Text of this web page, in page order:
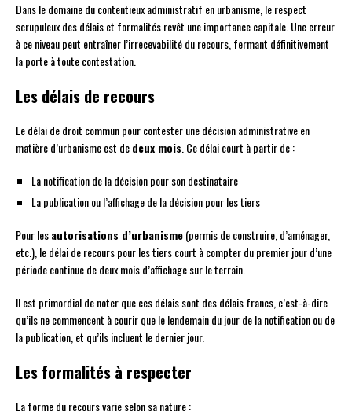
Dans le domaine du contentieux administratif en urbanisme, le respect
scrupuleux des délais et formalités revêt une importance capitale. Une erreur
à ce niveau peut entraîner l’irrecevabilité du recours, fermant définitivement
la porte à toute contestation.
Les délais de recours
Le délai de droit commun pour contester une décision administrative en
matière d’urbanisme est dedeux mois. Ce délai court à partir de :
La notification de la décision pour son destinataire
La publication ou l’affichage de la décision pour les tiers
Pour lesautorisations d’urbanisme(permis de construire, d’aménager,
etc.), le délai de recours pour les tiers court à compter du premier jour d’une
période continue de deux mois d’affichage sur le terrain.
Il est primordial de noter que ces délais sont des délais francs, c’est-à-dire
qu’ils ne commencent à courir que le lendemain du jour de la notification ou de
la publication, et qu’ils incluent le dernier jour.
Les formalités à respecter
La forme du recours varie selon sa nature :